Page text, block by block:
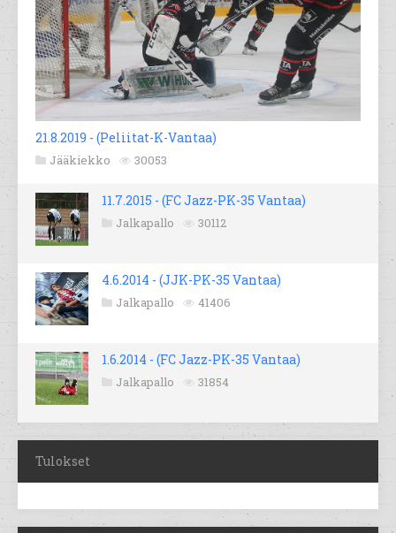
21.8.2019 - (Peliitat-K-Vantaa)
Jääkiekko 30053
11.7.2015 - (FC Jazz-PK-35 Vantaa)
Jalkapallo 30112
4.6.2014 - (JJK-PK-35 Vantaa)
Jalkapallo 41406
1.6.2014 - (FC Jazz-PK-35 Vantaa)
Jalkapallo 31854
Tulokset